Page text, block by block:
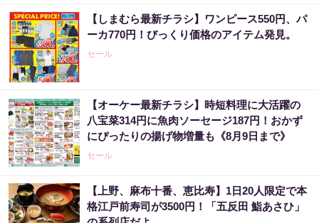
【しまむら最新チラシ】ワンピース550円、パ
ーカ770円！びっくり価格のアイテム発見。
セール
【オーケー最新チラシ】時短料理に大活躍の
八宝菜314円に魚肉ソーセージ187円！おかず
にぴったりの揚げ物増量も《8月9日まで》
セール
【上野、麻布十番、恵比寿】1日20人限定で本
格江戸前寿司が3500円！「五反田 鮨あさひ」